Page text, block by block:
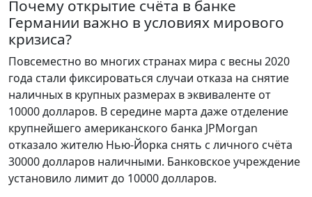
Почему открытие счёта в банке
Германии важно в условиях мирового
кризиса?
Повсеместно во многих странах мира с весны 2020
года стали фиксироваться случаи отказа на снятие
наличных в крупных размерах в эквиваленте от
10000 долларов. В середине марта даже отделение
крупнейшего американского банка JPMorgan
отказало жителю Нью-Йорка снять с личного счёта
30000 долларов наличными. Банковское учреждение
установило лимит до 10000 долларов.